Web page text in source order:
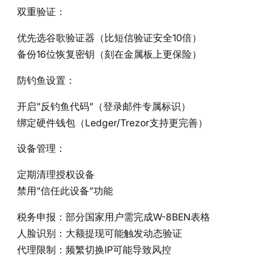
双重验证：
优先选谷歌验证器（比短信验证安全10倍）
备份16位恢复密钥（刻在金属板上更保险）
防钓鱼设置：
开启”反钓鱼代码”（登录邮件专属标识）
绑定硬件钱包（Ledger/Trezor支持更完善）
设备管理：
定期清理授权设备
禁用”信任此设备”功能
税务申报：部分国家用户需完成W-8BEN表格
人脸识别：大额提现可能触发动态验证
代理限制：频繁切换IP可能导致风控